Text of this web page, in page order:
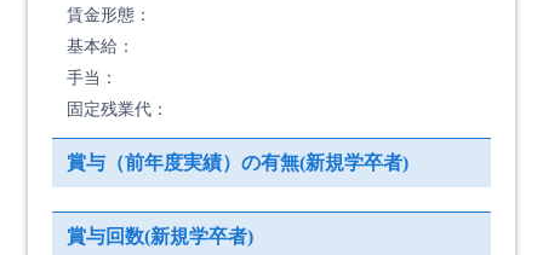
賃金形態：
基本給：
手当：
固定残業代：
賞与（前年度実績）の有無(新規学卒者)
賞与回数(新規学卒者)